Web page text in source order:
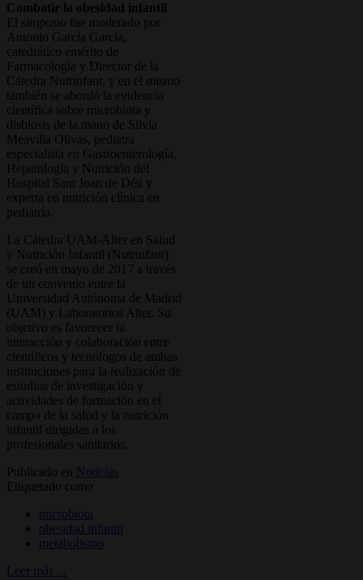
Combatir la obesidad infantil
El simposio fue moderado por
Antonio García García,
catedrático emérito de
Farmacología y Director de la
Cátedra Nutrinfant, y en el mismo
también se abordó la evidencia
científica sobre microbiota y
disbiosis de la mano de Silvia
Meavilla Olivas, pediatra
especialista en Gastroenterología,
Hepatología y Nutrición del
Hospital Sant Joan de Déu y
experta en nutrición clínica en
pediatría.
La Cátedra UAM-Alter en Salud
y Nutrición Infantil (Nutrinfant)
se creó en mayo de 2017 a través
de un convenio entre la
Universidad Autónoma de Madrid
(UAM) y Laboratorios Alter. Su
objetivo es favorecer la
interacción y colaboración entre
científicos y tecnólogos de ambas
instituciones para la realización de
estudios de investigación y
actividades de formación en el
campo de la salud y la nutrición
infantil dirigidas a los
profesionales sanitarios.
Publicado en
Noticias
Etiquetado como
microbiota
obesidad infantil
metabolismo
Leer más ...